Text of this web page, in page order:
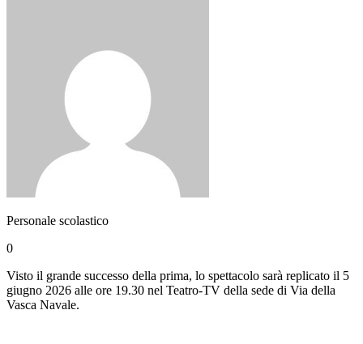
Personale scolastico
0
Visto il grande successo della prima, lo spettacolo sarà replicato il 5
giugno 2026 alle ore 19.30 nel Teatro-TV della sede di Via della
Vasca Navale.